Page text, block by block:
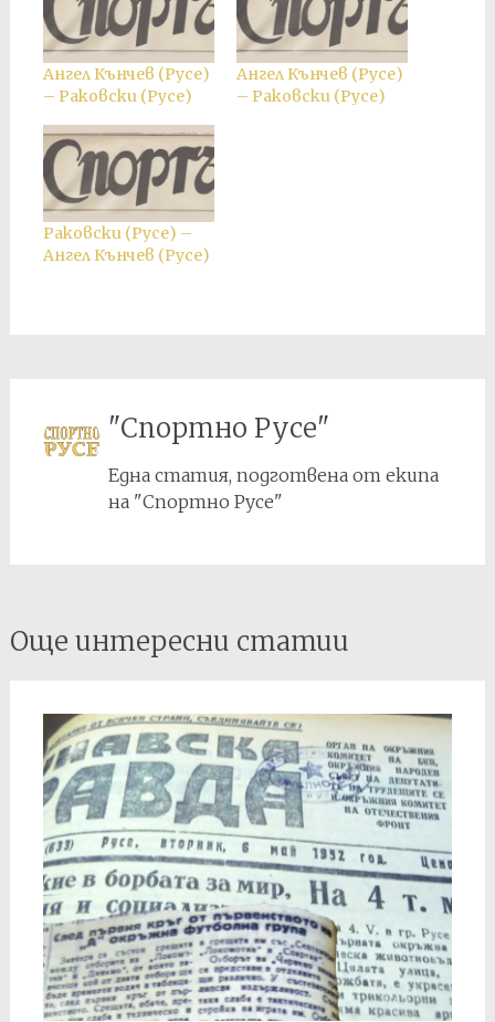
Ангел Кънчев (Русе)
– Раковски (Русе)
Ангел Кънчев (Русе)
– Раковски (Русе)
Раковски (Русе) –
Ангел Кънчев (Русе)
"Спортно Русе"
Една статия, подготвена от екипа
на "Спортно Русе"
Post
navigation
Още интересни статии